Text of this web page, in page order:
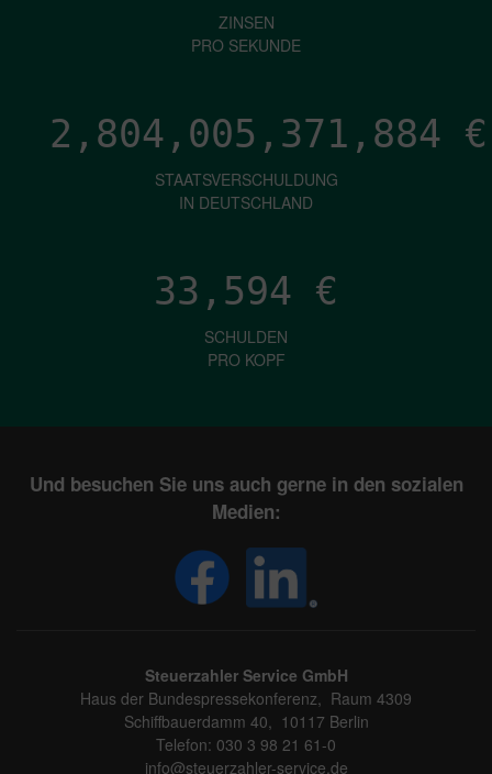
ZINSEN
PRO SEKUNDE
2,804,005,374,423 €
STAATSVERSCHULDUNG
IN DEUTSCHLAND
33,594 €
SCHULDEN
PRO KOPF
Und besuchen Sie uns auch gerne in den sozialen
Medien:
Steuerzahler Service GmbH
Haus der Bundespressekonferenz, Raum 4309
Schiffbauerdamm 40, 10117 Berlin
Telefon: 030 3 98 21 61-0
info@steuerzahler-service.de